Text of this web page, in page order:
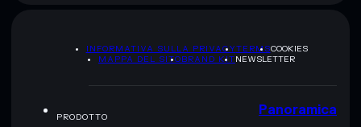
INFORMATIVA SULLA PRIVACYTERMSCOOKIES
MAPPA DEL SITOBRAND KITNEWSLETTER
PRODOTTO Panoramica